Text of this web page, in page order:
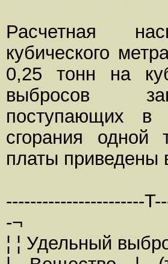
Расчетная
кубического
0,25 тонн на
выбросов
поступающих в
сгорания
платы приведены
-----------------------
-¬
¦ ¦ Удельный